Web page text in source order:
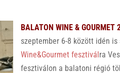
BALATON WINE & GOURMET
szeptember 6-8 között idén is
Wine&Gourmet fesztiválra
fesztiválon a balatoni régió